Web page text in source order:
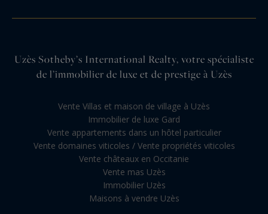
Uzès Sotheby’s International Realty, votre spécialiste
de l’immobilier de luxe et de prestige à Uzès
Vente Villas et maison de village à Uzès
Immobilier de luxe Gard
Vente appartements dans un hôtel particulier
Vente domaines viticoles / Vente propriétés viticoles
Vente châteaux en Occitanie
Vente mas Uzès
Immobilier Uzès
Maisons à vendre Uzès